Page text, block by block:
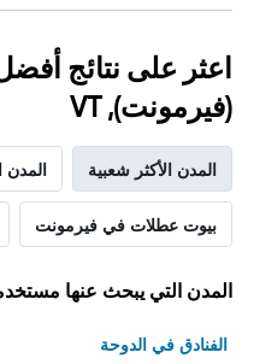
اعثر على نتائج
(فيرمونت), VT
المدن الأكثر شعبية المدن
بيوت عطلات في فيرمونت
المدن التي يبحث عنها
الفنادق في الدوحة